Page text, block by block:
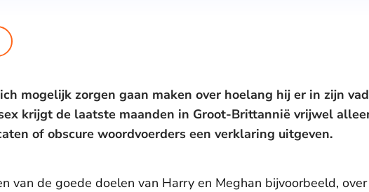
mogelijk zorgen gaan maken over hoelang hij er in zijn
krijgt de laatste maanden in Groot-Brittannië vrijwel
of obscure woordvoerders een verklaring uitgeven.
van de goede doelen van Harry en Meghan bijvoorbeeld,